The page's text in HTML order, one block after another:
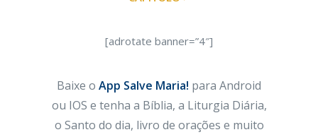
[adrotate banner=”4″]
Baixe o App Salve Maria! para Android
ou IOS e tenha a Bíblia, a Liturgia Diária,
o Santo do dia, livro de orações e muito